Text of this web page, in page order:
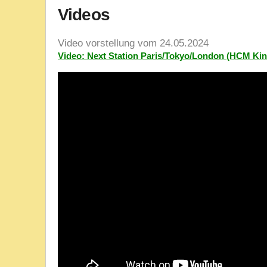
Videos
Video vorstellung vom 24.05.2024
Video: Next Station Paris/Tokyo/London (HCM